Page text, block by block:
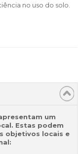
no uso do solo.
um
Estas podem
objetivos locais e